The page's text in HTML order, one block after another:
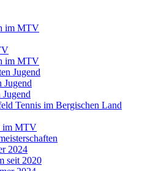
im MTV
im MTV
Jugend
Jugend
Jugend
Tennis im Bergischen Land
im MTV
2024
seit 2020